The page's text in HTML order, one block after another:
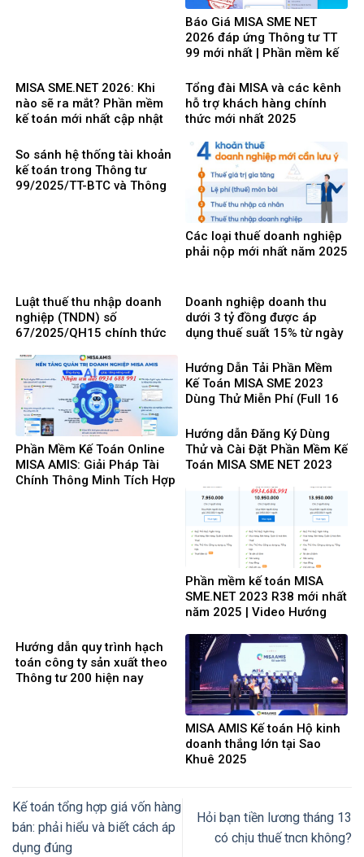
Báo Giá MISA SME NET
2026 đáp ứng Thông tư TT
99 mới nhất | Phần mềm kế
MISA SME.NET 2026: Khi
nào sẽ ra mắt? Phần mềm
kế toán mới nhất cập nhật
Tổng đài MISA và các kênh
hỗ trợ khách hàng chính
thức mới nhất 2025
So sánh hệ thống tài khoản
kế toán trong Thông tư
99/2025/TT-BTC và Thông
Các loại thuế doanh nghiệp
phải nộp mới nhất năm 2025
Luật thuế thu nhập doanh
nghiệp (TNDN) số
67/2025/QH15 chính thức
01/10/2025 và 8 điểm mới
cần lưu ý
Doanh nghiệp doanh thu
dưới 3 tỷ đồng được áp
dụng thuế suất 15% từ ngày
Phần Mềm Kế Toán Online
MISA AMIS: Giải Pháp Tài
Chính Thông Minh Tích Hợp
Hướng Dẫn Tải Phần Mềm
Kế Toán MISA SME 2023
Dùng Thử Miễn Phí (Full 16
Hướng dẫn Đăng Ký Dùng
Thử và Cài Đặt Phần Mềm Kế
Toán MISA SME NET 2023
Phần mềm kế toán MISA
SME.NET 2023 R38 mới nhất
năm 2025 | Video Hướng
Hướng dẫn quy trình hạch
toán công ty sản xuất theo
Thông tư 200 hiện nay
MISA AMIS Kế toán Hộ kinh
doanh thắng lớn tại Sao
Khuê 2025
Kế toán tổng hợp giá vốn hàng
bán: phải hiểu và biết cách áp
dụng đúng
Hỏi bạn tiền lương tháng 13
có chịu thuế tncn không?